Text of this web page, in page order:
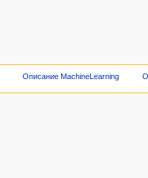
Описание MachineLearning